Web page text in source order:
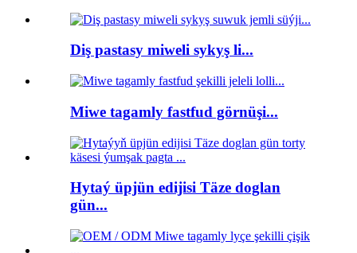
Diş pastasy miweli sykyş li...
Miwe tagamly fastfud görnüşi...
Hytaý üpjün edijisi Täze doglan
gün...